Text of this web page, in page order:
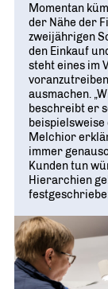
Momentan
der Nähe der
zweijährigen
den Einkauf
steht eines im
ausmachen.
beschreibt er
beispielsweise
Melchior
immer
Kunden tun
Hierarchien